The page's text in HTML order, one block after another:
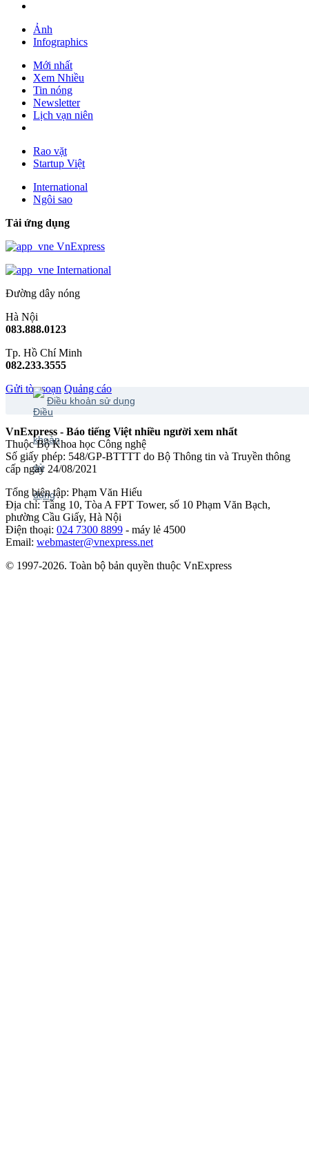
Ảnh
Infographics
Mới nhất
Xem Nhiều
Tin nóng
Newsletter
Lịch vạn niên
Rao vặt
Startup Việt
International
Ngôi sao
Tải ứng dụng
VnExpress
International
Đường dây nóng
Hà Nội
083.888.0123
Tp. Hồ Chí Minh
082.233.3555
Gửi tòa soạn Quảng cáo
Điều khoản sử dụng
VnExpress - Báo tiếng Việt nhiều người xem nhất
Thuộc Bộ Khoa học Công nghệ
Số giấy phép: 548/GP-BTTTT do Bộ Thông tin và Truyền thông
cấp ngày 24/08/2021
Tổng biên tập: Phạm Văn Hiếu
Địa chỉ: Tầng 10, Tòa A FPT Tower, số 10 Phạm Văn Bạch,
phường Cầu Giấy, Hà Nội
Điện thoại: 024 7300 8899 - máy lẻ 4500
Email: webmaster@vnexpress.net
© 1997-2026. Toàn bộ bản quyền thuộc VnExpress